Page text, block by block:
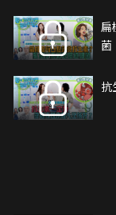
扁
菌
抗